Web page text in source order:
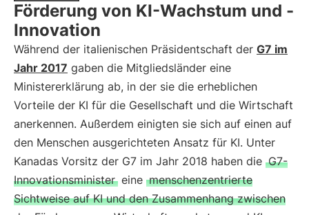
Förderung von KI-Wachstum und -
Innovation
Während der italienischen Präsidentschaft der G7 im
Jahr 2017 gaben die Mitgliedsländer eine
Ministererklärung ab, in der sie die erheblichen
Vorteile der KI für die Gesellschaft und die Wirtschaft
anerkennen. Außerdem einigten sie sich auf einen auf
den Menschen ausgerichteten Ansatz für KI. Unter
Kanadas Vorsitz der G7 im Jahr 2018 haben die G7-
Innovationsminister eine menschenzentrierte
Sichtweise auf KI und den Zusammenhang zwischen